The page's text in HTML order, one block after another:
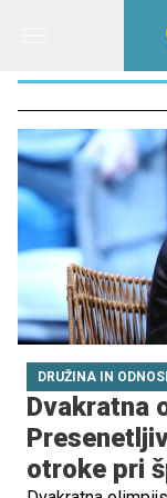
OTROŠKI
DRUŽINA IN ODNOSI
Dvakratna
otroke pri